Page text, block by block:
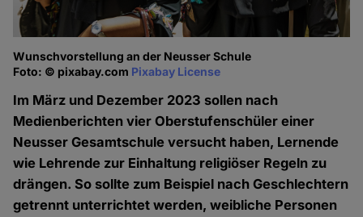
Wunschvorstellung an der Neusser Schule
Foto: © pixabay.com Pixabay License
Im März und Dezember 2023 sollen nach
Medienberichten vier Oberstufenschüler einer
Neusser Gesamtschule versucht haben, Lernende
wie Lehrende zur Einhaltung religiöser Regeln zu
drängen. So sollte zum Beispiel nach Geschlechtern
getrennt unterrichtet werden, weibliche Personen